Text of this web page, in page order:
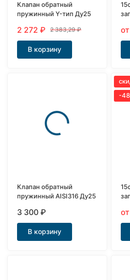
Клапан обратный
пружинный Y-тип Ду25
2 272₽ 2 383,29₽
В корзину
Клапан обратный
пружинный AISI316 Ду25
3 300₽
В корзину
-